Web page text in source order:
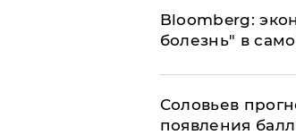
Bloomberg:
болезнь" в
Соловьев
появления